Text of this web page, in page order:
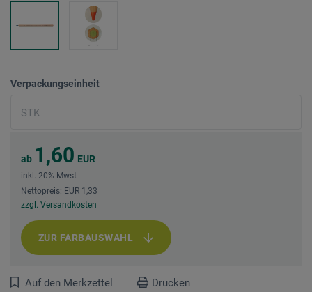
Verpackungseinheit
ab 1,60 EUR
inkl. 20% Mwst
Nettopreis: EUR 1,33
zzgl. Versandkosten
ZUR FARBAUSWAHL
Auf den Merkzettel Drucken